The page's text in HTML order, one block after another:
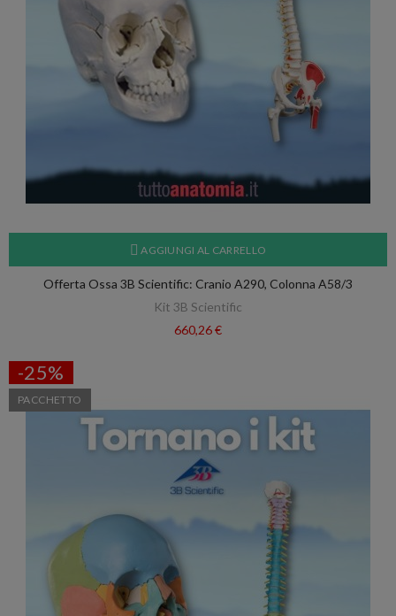
AGGIUNGI AL CARRELLO
Offerta Ossa 3B Scientific: Cranio A290, Colonna A58/3
Kit 3B Scientific
660,26 €
-25%
PACCHETTO